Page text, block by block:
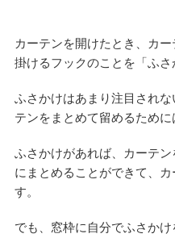
カーテンを開けたとき、カ
掛けるフックのことを「ふさ
ふさかけはあまり注目され
テンをまとめて留めるために
ふさかけがあれば、カーテ
にまとめることができて、
す。
でも、窓枠に自分でふさか